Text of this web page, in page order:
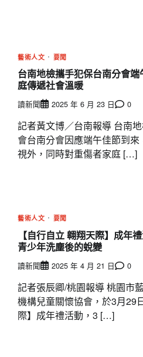
藝術人文 要聞
台南地檢攜手犯保台南分會
庭傳遞社會溫暖
讀新聞 2025 年 6 月 23 日 0
記者黃文博／台南報導 台南
會台南分會因應端午佳節到
視外，同時對重傷者家庭 […]
藝術人文 要聞
【自行自立 翱翔天際】成年
青少年洗塵後的蛻變
讀新聞 2025 年 4 月 21 日 0
記者張辰卿/桃園報導 桃園市
機構兒童關懷協會，於3月29
際】成年禮活動，3 […]